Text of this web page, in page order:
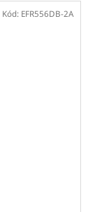
Kód: EFR556DB-2A